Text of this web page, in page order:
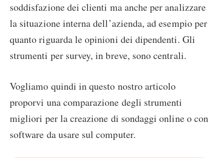
soddisfazione dei clienti ma anche per analizzare
la situazione interna dell’azienda, ad esempio per
quanto riguarda le opinioni dei dipendenti. Gli
strumenti per survey, in breve, sono centrali.
Vogliamo quindi in questo nostro articolo
proporvi una comparazione degli strumenti
migliori per la creazione di sondaggi online o con
software da usare sul computer.